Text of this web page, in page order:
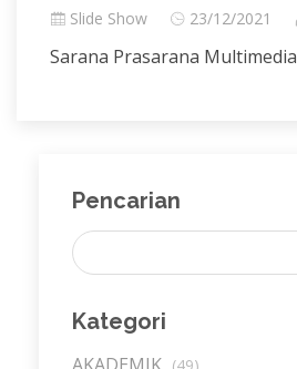
Slide Show 23/12/2021
Sarana Prasarana Multimedia
Pencarian
Kategori
AKADEMIK (49)